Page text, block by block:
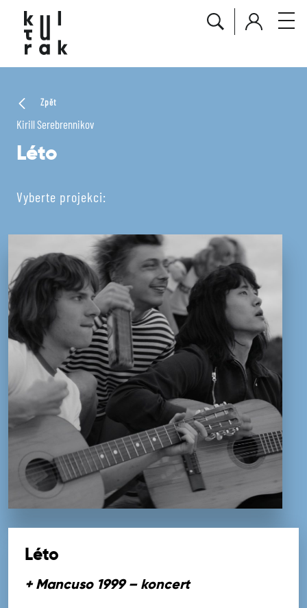
Zpět
Kirill Serebrennikov
Léto
Vyberte projekci:
Léto
+ Mancuso 1999 – koncert